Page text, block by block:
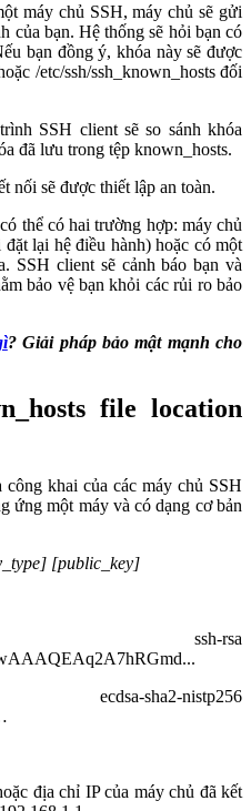
máy chủ SSH, máy chủ sẽ gửi
của bạn. Hệ thống sẽ hỏi bạn có
bạn đồng ý, khóa này sẽ được
/etc/ssh/ssh_known_hosts đối
SSH client sẽ so sánh khóa
đã lưu trong tệp known_hosts.
nối sẽ được thiết lập an toàn.
thể có hai trường hợp: máy chủ
lại hệ điều hành) hoặc có một
SSH client sẽ cảnh báo bạn và
bảo vệ bạn khỏi các rủi ro bảo
? Giải pháp bảo mật mạnh cho
file location
khai của các máy chủ SSH
ứng một máy và có dạng cơ bản
[public_key]
ssh-rsa
sha2-nistp256
địa chỉ IP của máy chủ đã kết